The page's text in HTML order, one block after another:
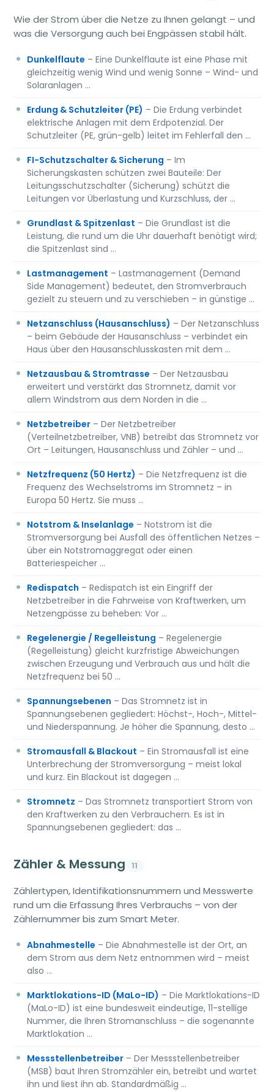
Wie der Strom über die Netze zu Ihnen gelangt – und
was die Versorgung auch bei Engpässen stabil hält.
Dunkelflaute – Eine Dunkelflaute ist eine Phase mit
gleichzeitig wenig Wind und wenig Sonne – Wind- und
Solaranlagen …
Erdung & Schutzleiter (PE) – Die Erdung verbindet
elektrische Anlagen mit dem Erdpotenzial. Der
Schutzleiter (PE, grün-gelb) leitet im Fehlerfall den …
FI-Schutzschalter & Sicherung – Im
Sicherungskasten schützen zwei Bauteile: Der
Leitungsschutzschalter (Sicherung) schützt die
Leitungen vor Überlastung und Kurzschluss, der …
Grundlast & Spitzenlast – Die Grundlast ist die
Leistung, die rund um die Uhr dauerhaft benötigt wird;
die Spitzenlast sind …
Lastmanagement – Lastmanagement (Demand
Side Management) bedeutet, den Stromverbrauch
gezielt zu steuern und zu verschieben – in günstige …
Netzanschluss (Hausanschluss) – Der Netzanschluss
– beim Gebäude der Hausanschluss – verbindet ein
Haus über den Hausanschlusskasten mit dem …
Netzausbau & Stromtrasse – Der Netzausbau
erweitert und verstärkt das Stromnetz, damit vor
allem Windstrom aus dem Norden in die …
Netzbetreiber – Der Netzbetreiber
(Verteilnetzbetreiber, VNB) betreibt das Stromnetz vor
Ort – Leitungen, Hausanschluss und Zähler – und …
Netzfrequenz (50 Hertz) – Die Netzfrequenz ist die
Frequenz des Wechselstroms im Stromnetz – in
Europa 50 Hertz. Sie muss …
Notstrom & Inselanlage – Notstrom ist die
Stromversorgung bei Ausfall des öffentlichen Netzes –
über ein Notstromaggregat oder einen
Batteriespeicher …
Redispatch – Redispatch ist ein Eingriff der
Netzbetreiber in die Fahrweise von Kraftwerken, um
Netzengpässe zu beheben: Vor …
Regelenergie / Regelleistung – Regelenergie
(Regelleistung) gleicht kurzfristige Abweichungen
zwischen Erzeugung und Verbrauch aus und hält die
Netzfrequenz bei 50 …
Spannungsebenen – Das Stromnetz ist in
Spannungsebenen gegliedert: Höchst-, Hoch-, Mittel-
und Niederspannung. Je höher die Spannung, desto …
Stromausfall & Blackout – Ein Stromausfall ist eine
Unterbrechung der Stromversorgung – meist lokal
und kurz. Ein Blackout ist dagegen …
Stromnetz – Das Stromnetz transportiert Strom von
den Kraftwerken zu den Verbrauchern. Es ist in
Spannungsebenen gegliedert: das …
Zähler & Messung 11
Zählertypen, Identifikationsnummern und Messwerte
rund um die Erfassung Ihres Verbrauchs – von der
Zählernummer bis zum Smart Meter.
Abnahmestelle – Die Abnahmestelle ist der Ort, an
dem Strom aus dem Netz entnommen wird – meist
also …
Marktlokations-ID (MaLo-ID) – Die Marktlokations-ID
(MaLo-ID) ist eine bundesweit eindeutige, 11-stellige
Nummer, die Ihren Stromanschluss – die sogenannte
Marktlokation …
Messstellenbetreiber – Der Messstellenbetreiber
(MSB) baut Ihren Stromzähler ein, betreibt und wartet
ihn und liest ihn ab. Standardmäßig …